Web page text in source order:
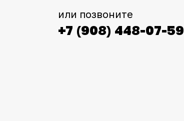
+7 (908) 448-07-59
или позвоните